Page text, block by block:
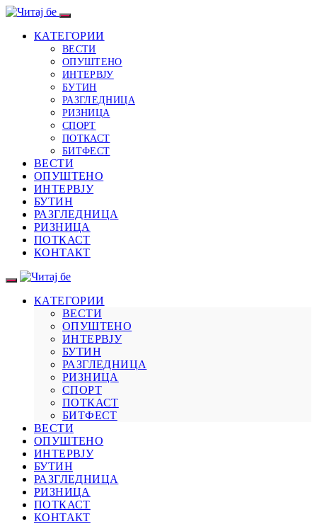
КАТЕГОРИИ
ВЕСТИ
ОПУШТЕНО
ИНТЕРВЈУ
БУТИН
РАЗГЛЕДНИЦА
РИЗНИЦА
СПОРТ
ПОТКАСТ
БИТФЕСТ
ВЕСТИ
ОПУШТЕНО
ИНТЕРВЈУ
БУТИН
РАЗГЛЕДНИЦА
РИЗНИЦА
ПОТКАСТ
КОНТАКТ
КАТЕГОРИИ
ВЕСТИ
ОПУШТЕНО
ИНТЕРВЈУ
БУТИН
РАЗГЛЕДНИЦА
РИЗНИЦА
СПОРТ
ПОТКАСТ
БИТФЕСТ
ВЕСТИ
ОПУШТЕНО
ИНТЕРВЈУ
БУТИН
РАЗГЛЕДНИЦА
РИЗНИЦА
ПОТКАСТ
КОНТАКТ